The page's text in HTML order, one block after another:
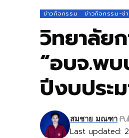
ข่าวกิจกรรม ข่าวกิจกรรม-ช่
วิทยาลัย
“อบจ.พบ
ปีงบประ
Last updated:
สมชาย มณฑา